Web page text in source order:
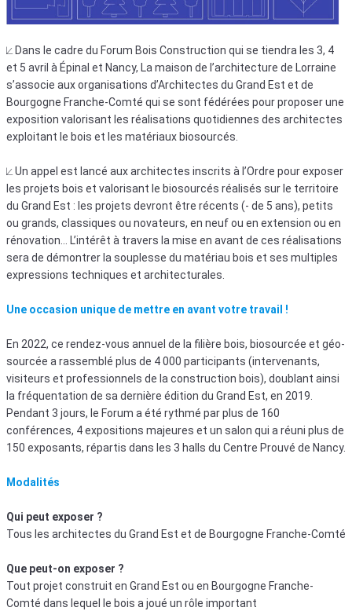
⟀ Dans le cadre du Forum Bois Construction qui se tiendra les 3, 4
et 5 avril à Épinal et Nancy, La maison de l’architecture de Lorraine
s’associe aux organisations d’Architectes du Grand Est et de
Bourgogne Franche-Comté qui se sont fédérées pour proposer une
exposition valorisant les réalisations quotidiennes des architectes
exploitant le bois et les matériaux biosourcés.
⟀ Un appel est lancé aux architectes inscrits à l’Ordre pour exposer
les projets bois et valorisant le biosourcés réalisés sur le territoire
du Grand Est : les projets devront être récents (- de 5 ans), petits
ou grands, classiques ou novateurs, en neuf ou en extension ou en
rénovation… L’intérêt à travers la mise en avant de ces réalisations
sera de démontrer la souplesse du matériau bois et ses multiples
expressions techniques et architecturales.
Une occasion unique de mettre en avant votre travail !
En 2022, ce rendez-vous annuel de la filière bois, biosourcée et géo-
sourcée a rassemblé plus de 4 000 participants (intervenants,
visiteurs et professionnels de la construction bois), doublant ainsi
la fréquentation de sa dernière édition du Grand Est, en 2019.
Pendant 3 jours, le Forum a été rythmé par plus de 160
conférences, 4 expositions majeures et un salon qui a réuni plus de
150 exposants, répartis dans les 3 halls du Centre Prouvé de Nancy.
Modalités
Qui peut exposer ?
Tous les architectes du Grand Est et de Bourgogne Franche-Comté
Que peut-on exposer ?
Tout projet construit en Grand Est ou en Bourgogne Franche-
Comté dans lequel le bois a joué un rôle important